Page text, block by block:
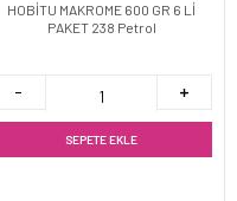
HOBİTU MAKROME 600 GR 6 Lİ
PAKET 238 Petrol
SEPETE EKLE